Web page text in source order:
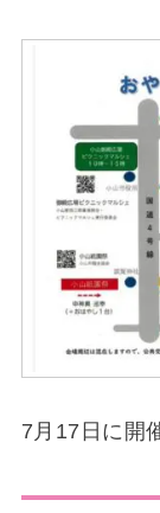
7月17日に開